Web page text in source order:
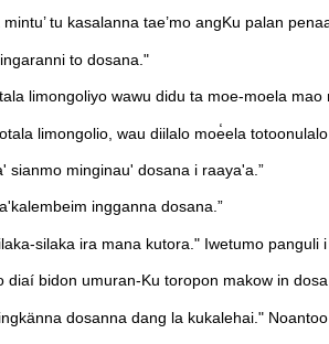
tu kasalanna tae’mo angKu palan
to dosana."
limongoliyo wawu didu ta moe-moela
limongolio, wau diilalo moe̒ela
sianmo minginau' dosana i raaya'a.”
ingganna dosana.”
silaka ira mana kutora." Iwetumo panguli i
bidon umuran-Ku toropon makow in
dosanna dang la kukalehai."